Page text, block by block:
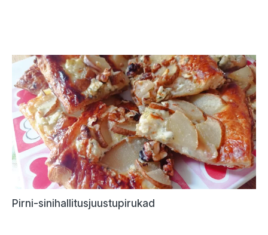
Pirni-sinihallitusjuustupirukad